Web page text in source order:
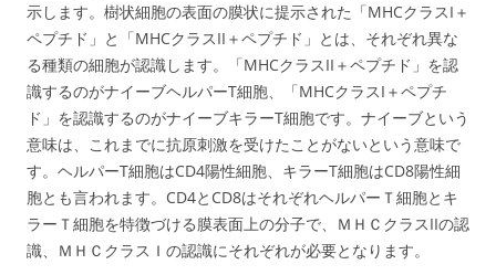
示します。樹状細胞の表面の膜状に提示された「MHCクラスI＋
ペプチド」と「MHCクラスII＋ペプチド」とは、それぞれ異な
る種類の細胞が認識します。「MHCクラスII＋ペプチド」を認
識するのがナイーブヘルパーT細胞、「MHCクラスI＋ペプチ
ド」を認識するのがナイーブキラーT細胞です。ナイーブという
意味は、これまでに抗原刺激を受けたことがないという意味で
す。ヘルパーT細胞はCD4陽性細胞、キラーT細胞はCD8陽性細
胞とも言われます。CD4とCD8はそれぞれヘルパーＴ細胞とキ
ラーＴ細胞を特徴づける膜表面上の分子で、ＭＨＣクラスIIの認
識、ＭＨＣクラスＩの認識にそれぞれが必要となります。